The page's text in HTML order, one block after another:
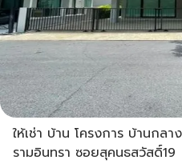
ให้เช่า บ้าน โครงการ บ้านกล
รามอินทรา ซอยสุคนธสวัสดิ์19